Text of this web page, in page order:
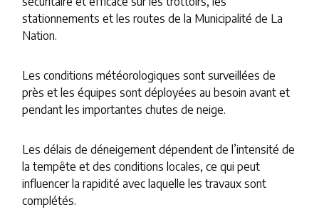
stationnements et les routes de la Municipalité de La
Nation.
Les conditions météorologiques sont surveillées de
près et les équipes sont déployées au besoin avant et
pendant les importantes chutes de neige.
Les délais de déneigement dépendent de l’intensité de
la tempête et des conditions locales, ce qui peut
influencer la rapidité avec laquelle les travaux sont
complétés.